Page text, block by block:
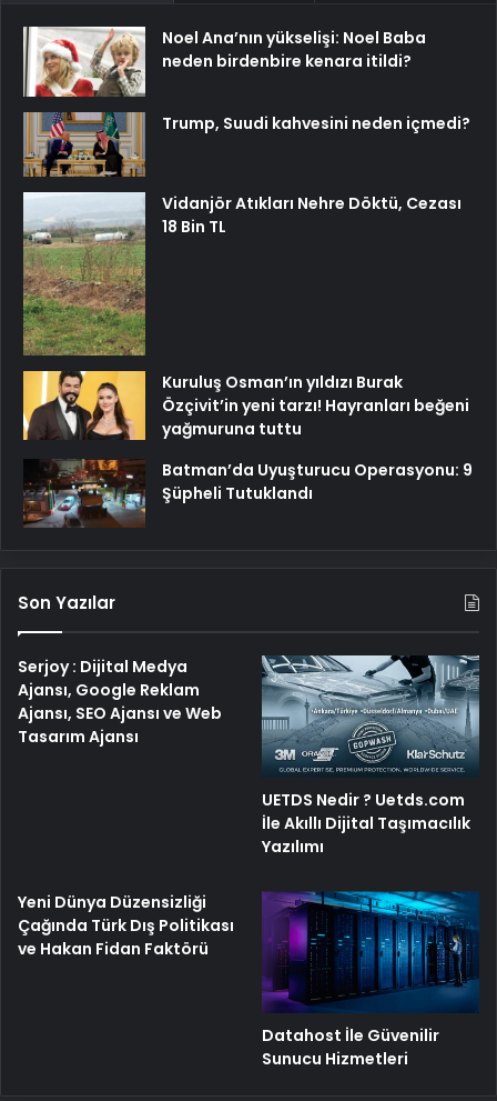
Noel Ana’nın yükselişi: Noel Baba
neden birdenbire kenara itildi?
Trump, Suudi kahvesini neden içmedi?
Vidanjör Atıkları Nehre Döktü, Cezası
18 Bin TL
Kuruluş Osman’ın yıldızı Burak
Özçivit’in yeni tarzı! Hayranları beğeni
yağmuruna tuttu
Batman’da Uyuşturucu Operasyonu: 9
Şüpheli Tutuklandı
Son Yazılar
Serjoy : Dijital Medya
Ajansı, Google Reklam
Ajansı, SEO Ajansı ve Web
Tasarım Ajansı
UETDS Nedir ? Uetds.com
İle Akıllı Dijital Taşımacılık
Yazılımı
Yeni Dünya Düzensizliği
Çağında Türk Dış Politikası
ve Hakan Fidan Faktörü
Datahost İle Güvenilir
Sunucu Hizmetleri